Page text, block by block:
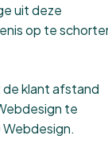
uit deze
op te
de klant afstand
te
Webdesign.